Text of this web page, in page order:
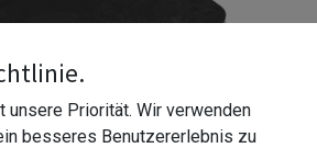
unsere Priorität. Wir verwenden
besseres Benutzererlebnis zu